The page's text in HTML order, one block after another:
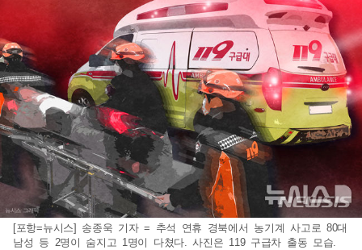
[포항=뉴시스] 송종욱 기자 = 추석 연휴 경북에서 농기계 사고로 80대
남성 등 2명이 숨지고 1명이 다쳤다. 사진은 119 구급차 출동 모습.